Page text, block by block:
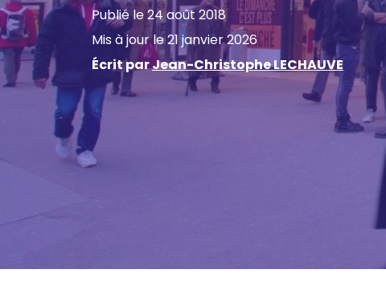
Publié le 24 août 2018
Mis à jour le 21 janvier 2026
Écrit parJean-Christophe LECHAUVE